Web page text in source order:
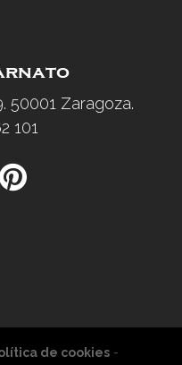
50001 Zaragoza.
101
de cookies-